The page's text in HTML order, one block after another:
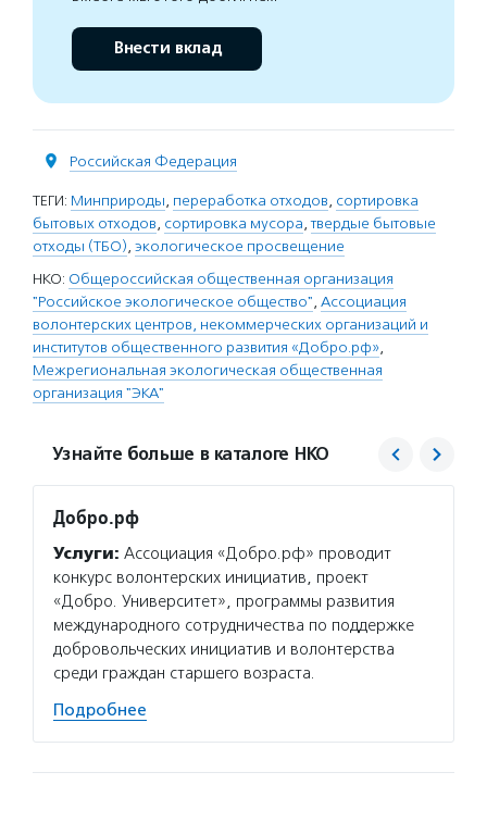
Внести вклад
Российская Федерация
ТЕГИ: Минприроды, переработка отходов, сортировка
бытовых отходов, сортировка мусора,твердые бытовые
отходы (ТБО), экологическое просвещение
НКО: Общероссийская общественная организация
"Российское экологическое общество", Ассоциация
волонтерских центров, некоммерческих организаций и
институтов общественного развития «Добро.рф»,
Межрегиональная экологическая общественная
организация "ЭКА"
Узнайте больше в каталоге НКО
Добро.рф
Услуги: Ассоциация «Добро.рф» проводит
конкурс волонтерских инициатив, проект
«Добро. Университет», программы развития
международного сотрудничества по поддержке
добровольческих инициатив и волонтерства
среди граждан старшего возраста.
Подробнее